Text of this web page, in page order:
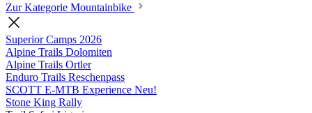
Zur Kategorie Mountainbike
Superior Camps 2026
Alpine Trails Dolomiten
Alpine Trails Ortler
Enduro Trails Reschenpass
SCOTT E-MTB Experience Neu!
Stone King Rally